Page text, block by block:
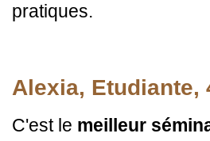
pratiques.
Alexia, Etudiante,
C'est le meilleur